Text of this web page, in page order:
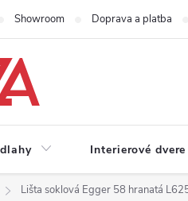
Showroom Doprava a platba
Interierové dvere
Lišta soklová Egger 58 hranatá